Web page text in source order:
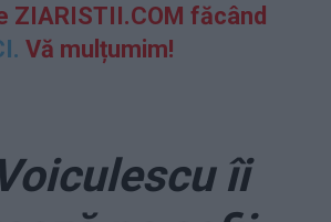
ZIARISTII.COM făcând
Vă mulțumim!
îi